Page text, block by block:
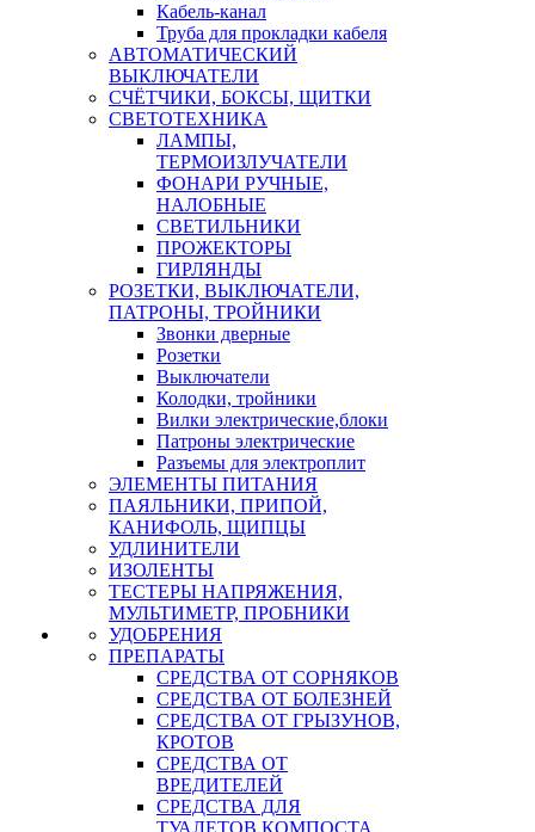
Кабель-канал
Труба для прокладки кабеля
АВТОМАТИЧЕСКИЙ
ВЫКЛЮЧАТЕЛИ
СЧЁТЧИКИ, БОКСЫ, ЩИТКИ
СВЕТОТЕХНИКА
ЛАМПЫ,
ТЕРМОИЗЛУЧАТЕЛИ
ФОНАРИ РУЧНЫЕ,
НАЛОБНЫЕ
СВЕТИЛЬНИКИ
ПРОЖЕКТОРЫ
ГИРЛЯНДЫ
РОЗЕТКИ, ВЫКЛЮЧАТЕЛИ,
ПАТРОНЫ, ТРОЙНИКИ
Звонки дверные
Розетки
Выключатели
Колодки, тройники
Вилки электрические,блоки
Патроны электрические
Разъемы для электроплит
ЭЛЕМЕНТЫ ПИТАНИЯ
ПАЯЛЬНИКИ, ПРИПОЙ,
КАНИФОЛЬ, ЩИПЦЫ
УДЛИНИТЕЛИ
ИЗОЛЕНТЫ
ТЕСТЕРЫ НАПРЯЖЕНИЯ,
МУЛЬТИМЕТР, ПРОБНИКИ
УДОБРЕНИЯ
ПРЕПАРАТЫ
СРЕДСТВА ОТ СОРНЯКОВ
СРЕДСТВА ОТ БОЛЕЗНЕЙ
СРЕДСТВА ОТ ГРЫЗУНОВ,
КРОТОВ
СРЕДСТВА ОТ
ВРЕДИТЕЛЕЙ
СРЕДСТВА ДЛЯ
ТУАЛЕТОВ,КОМПОСТА